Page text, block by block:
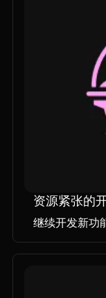
资源紧张的
继续开发新功